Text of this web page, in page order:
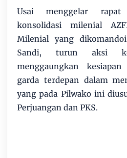
Usai menggelar
konsolidasi milenial
Milenial yang
Sandi, turun aksi
menggaungkan
garda terdepan dalam
yang pada Pilwako ini
Perjuangan dan PKS.